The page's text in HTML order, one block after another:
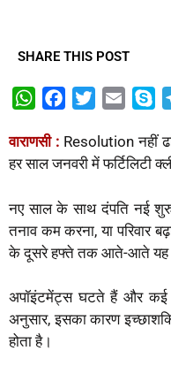
SHARE THIS POST
W
a
t
A
p
p
c
e
o
o
k
i
t
e
r
a
i
y
p
वाराणसी : Resolution नहीं
हर साल जनवरी में फर्टिलिटी
नए साल के साथ दंपति नई
तनाव कम करना, या परिवार
के दूसरे हफ्ते तक आते-आते यह
अपॉइंटमेंट्स घटते हैं और कई
अनुसार, इसका कारण
होता है।